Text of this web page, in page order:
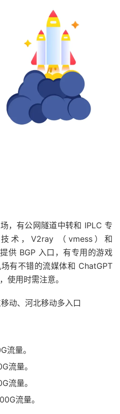
，有公网隧道中转和 IPLC 专
术，V2ray （vmess）和
供 BGP 入口，有专用的游戏
有不错的流媒体和 ChatGPT
使用时需注意。
动、河北移动多入口
流量。
流量。
流量。
流量。